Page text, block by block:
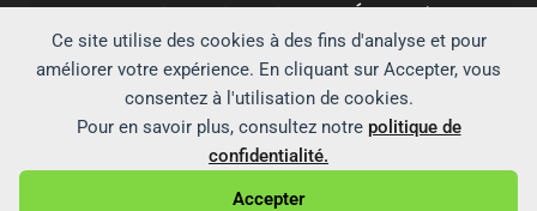
Ce site utilise des cookies à des fins d'analyse et pour
améliorer votre expérience. En cliquant sur Accepter, vous
consentez à l'utilisation de cookies.
Pour en savoir plus, consultez notre politique de
confidentialité.
Accepter
Partenaires qui soutiennent Échappées
Montagnardes
Boutique FFRandonnée
Lyophilisé & Co
ALPINISTE.FR
Booking.com